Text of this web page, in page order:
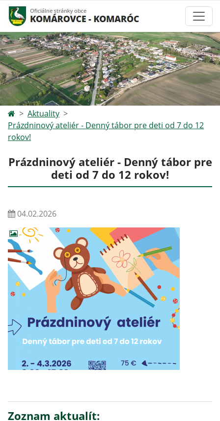
Aktuality
Prázdninový ateliér - Denný tábor pre deti od 7 do 12
rokov!
Prázdninový ateliér - Denný tábor pre
deti od 7 do 12 rokov!
04.02.2026
Zoznam aktualít: